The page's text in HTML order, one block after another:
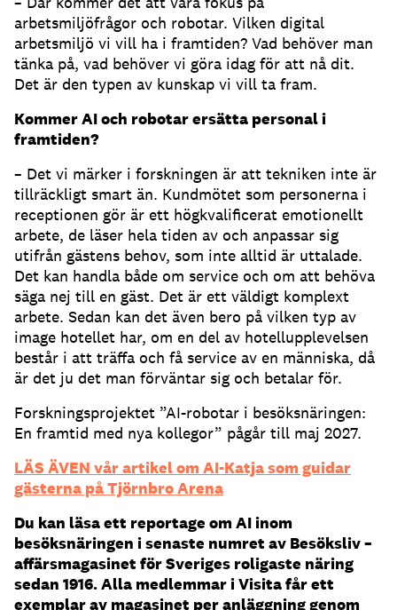
arbetsmiljöfrågor och robotar. Vilken digital
arbetsmiljö vi vill ha i framtiden? Vad behöver man
tänka på, vad behöver vi göra idag för att nå dit.
Det är den typen av kunskap vi vill ta fram.
Kommer AI och robotar ersätta personal i
framtiden?
– Det vi märker i forskningen är att tekniken inte är
tillräckligt smart än. Kundmötet som personerna i
receptionen gör är ett högkvalificerat emotionellt
arbete, de läser hela tiden av och anpassar sig
utifrån gästens behov, som inte alltid är uttalade.
Det kan handla både om service och om att behöva
säga nej till en gäst. Det är ett väldigt komplext
arbete. Sedan kan det även bero på vilken typ av
image hotellet har, om en del av hotellupplevelsen
består i att träffa och få service av en människa, då
är det ju det man förväntar sig och betalar för.
Forskningsprojektet ”AI-robotar i besöksnäringen:
En framtid med nya kollegor” pågår till maj 2027.
LÄS ÄVEN vår artikel om AI-Katja som guidar
gästerna på Tjörnbro Arena
Du kan läsa ett reportage om AI inom
besöksnäringen i senaste numret av Besöksliv –
affärsmagasinet för Sveriges roligaste näring
sedan 1916. Alla medlemmar i Visita får ett
exemplar av magasinet per anläggning genom